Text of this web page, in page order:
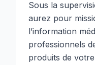
Sous la
aurez pour
l’information
professionnels
produits de